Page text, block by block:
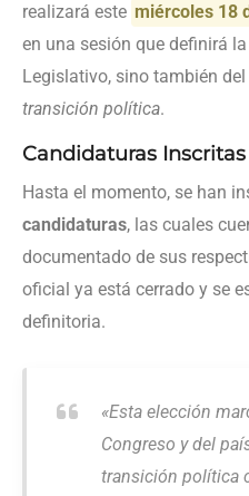
realizará este miércoles 18
en una sesión que definirá
Legislativo, sino también del
transición política.
Candidaturas Inscritas
Hasta el momento, se han
candidaturas, las cuales
documentado de sus
oficial ya está cerrado y se
definitoria.
«Esta elección
Congreso y del
transición política